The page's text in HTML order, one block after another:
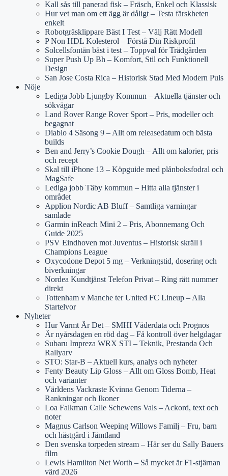
Kall sås till panerad fisk – Fräsch, Enkel och Klassisk
Hur vet man om ett ägg är dåligt – Testa färskheten
enkelt
Robotgräsklippare Bäst I Test – Välj Rätt Modell
P Non HDL Kolesterol – Förstå Din Riskprofil
Solcellsfontän bäst i test – Toppval för Trädgården
Super Push Up Bh – Komfort, Stil och Funktionell
Design
San Jose Costa Rica – Historisk Stad Med Modern Puls
Nöje
Lediga Jobb Ljungby Kommun – Aktuella tjänster och
sökvägar
Land Rover Range Rover Sport – Pris, modeller och
begagnat
Diablo 4 Säsong 9 – Allt om releasedatum och bästa
builds
Ben and Jerry’s Cookie Dough – Allt om kalorier, pris
och recept
Skal till iPhone 13 – Köpguide med plånboksfodral och
MagSafe
Lediga jobb Täby kommun – Hitta alla tjänster i
området
Applion Nordic AB Bluff – Samtliga varningar
samlade
Garmin inReach Mini 2 – Pris, Abonnemang Och
Guide 2025
PSV Eindhoven mot Juventus – Historisk skräll i
Champions League
Oxycodone Depot 5 mg – Verkningstid, dosering och
biverkningar
Nordea Kundtjänst Telefon Privat – Ring rätt nummer
direkt
Tottenham v Manche ter United FC Lineup – Alla
Startelvor
Nyheter
Hur Varmt Är Det – SMHI Väderdata och Prognos
Är nyårsdagen en röd dag – Få kontroll över helgdagar
Subaru Impreza WRX STI – Teknik, Prestanda Och
Rallyarv
STO: Star-B – Aktuell kurs, analys och nyheter
Fenty Beauty Lip Gloss – Allt om Gloss Bomb, Heat
och varianter
Världens Vackraste Kvinna Genom Tiderna –
Rankningar och Ikoner
Loa Falkman Calle Schewens Vals – Ackord, text och
noter
Magnus Carlson Weeping Willows Familj – Fru, barn
och hästgård i Jämtland
Den svenska torpeden stream – Här ser du Sally Bauers
film
Lewis Hamilton Net Worth – Så mycket är F1-stjärnan
värd 2026